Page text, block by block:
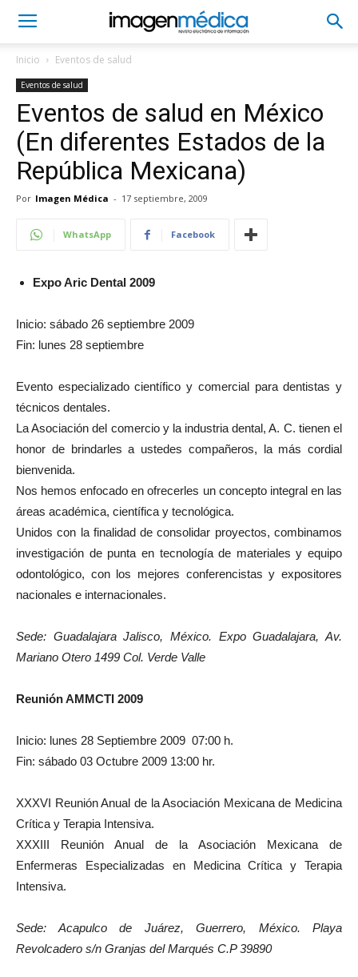
Inicio Eventos de salud
Eventos de salud
Eventos de salud en México
(En diferentes Estados de la
República Mexicana)
Por Imagen Médica - 17 septiembre, 2009
WhatsApp Facebook
Expo Aric Dental 2009
Inicio: sábado 26 septiembre 2009
Fin: lunes 28 septiembre
Evento especializado científico y comercial para dentistas y
técnicos dentales.
La Asociación del comercio y la industria dental, A. C. tienen el
honor de brindarles a ustedes compañeros, la más cordial
bienvenida.
Nos hemos enfocado en ofrecerles un concepto integral en las
áreas académica, científica y tecnológica.
Unidos con la finalidad de consolidar proyectos, combinamos
investigación de punta en tecnología de materiales y equipo
odontológico, con los mejores conferencistas y expositores
nacionales e internacionales.
Sede: Guadalajara Jalisco, México. Expo Guadalajara, Av.
Mariano Otero 1499 Col. Verde Valle
Reunión AMMCTI 2009
Inicio: lunes 28 Septiembre 2009 07:00 h.
Fin: sábado 03 Octubre 2009 13:00 hr.
XXXVI Reunión Anual de la Asociación Mexicana de Medicina
Crítica y Terapia Intensiva.
XXXIII Reunión Anual de la Asociación Mexicana de
Enfermeras Especializadas en Medicina Crítica y Terapia
Intensiva.
Sede: Acapulco de Juárez, Guerrero, México. Playa
Revolcadero s/n Granjas del Marqués C.P 39890